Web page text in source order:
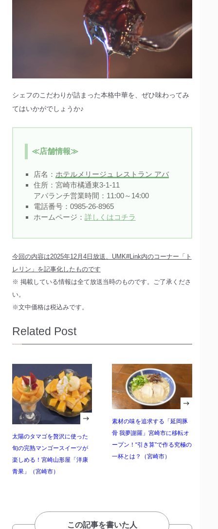
シェフのこだわりが詰まった本格中華を、ぜひ味わってみ
てはいかがでしょうか♪
≪店舗情報≫
店名： ホテルメリージュ レストラン アバ
住所：宮崎市橘通東3-1-11
アバランチ営業時間：11:00～14:00
電話番号：0985-26-8965
ホームページ： 詳しくはコチラ
今回の内容は2025年12月4日放送、UMK#Link内のコーナー「ト
レリン」を記事化したものです
※ 掲載している情報は全て放送当時のものです。ご了承くださ
い。
※文中価格は税込みです。
Related Post
太陽のタマゴを贅沢に使った
旬の完熟マンゴースイーツが
楽しめる！宮崎山形屋「洋康
青果」（宮崎市）
素材の味を追求する「延岡豚
骨 我夢謝羅」宮崎市に移転オ
ープン！“引き算”で作る究極の
一杯とは？（宮崎市）
この記事を書いた人